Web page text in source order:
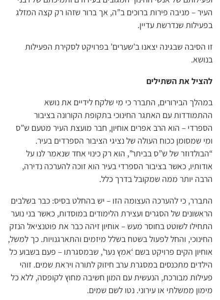
העיר – מניבה פירות ברוכים ב”ה, אך ברור שזהו רק קצה המזלג
בפעילות שנדרשת עדיין.
זו הסיבה שבגינה יצאנו ב’שערים’ בפרויקט לסקירת הפעילות
בנושא.
להציל את השתילים
במהלך הבירורים, התברר כי מי שלקח לידיים את נושא
ההתמודדות עם האתגר החינוכי בתקופת הקורונה בציבור
הספרדי – הוא הרב אפרים אוחיון, חבר מועצת העיר מטעם ש”ס
ומי שמסומן ככוח העולה של נציגי הציבור הספרדים בעיר.
“הבולדוזר של ש”ס בביתר”, הוא רק כינוי אחד שנאמר לנו על
אודותיו, כאשר בציבור הספרדי בעיר הוא זוכה להערכה נדירה,
הרבה יותר ממה שמקובל בדרך כלל.
התברר, כי להערכה העצומה הזו – יש בהחלט בסיס: כבר בשלבים
הראשונים של הסגרים ועצירת הלימודים במוסדות, כאשר בני נוער
התחילו לשוטט בחוסר מעש – אוחיון זיהה כבר את פוטנציאל הנזק
החינוכי, והחל לפעול בשטח בשלל מיזמים והתארגנויות. כך למשל,
אוחיון הקים פרויקט בשם ‘אמץ נער’, שבמסגרתו – פעם בשבוע כל
הילדים מתכנסים במסגרת ערב חיזוק לתורה ויראת שמים. זוהי
פעילות מבורכת, הנעשית עם המון חשיבה מחוץ לקופסה, ללא כל
מימון ממשלתי או עירוני. נטו לשם שמים.